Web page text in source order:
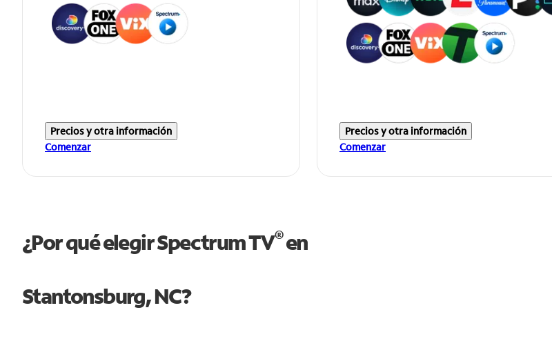
Precios y otra información
Comenzar
Precios y otra información
Comenzar
¿Por qué elegir Spectrum TV®en
Stantonsburg, NC?